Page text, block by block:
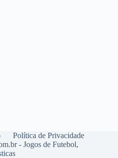
Política de Privacidade
- Jogos de Futebol,